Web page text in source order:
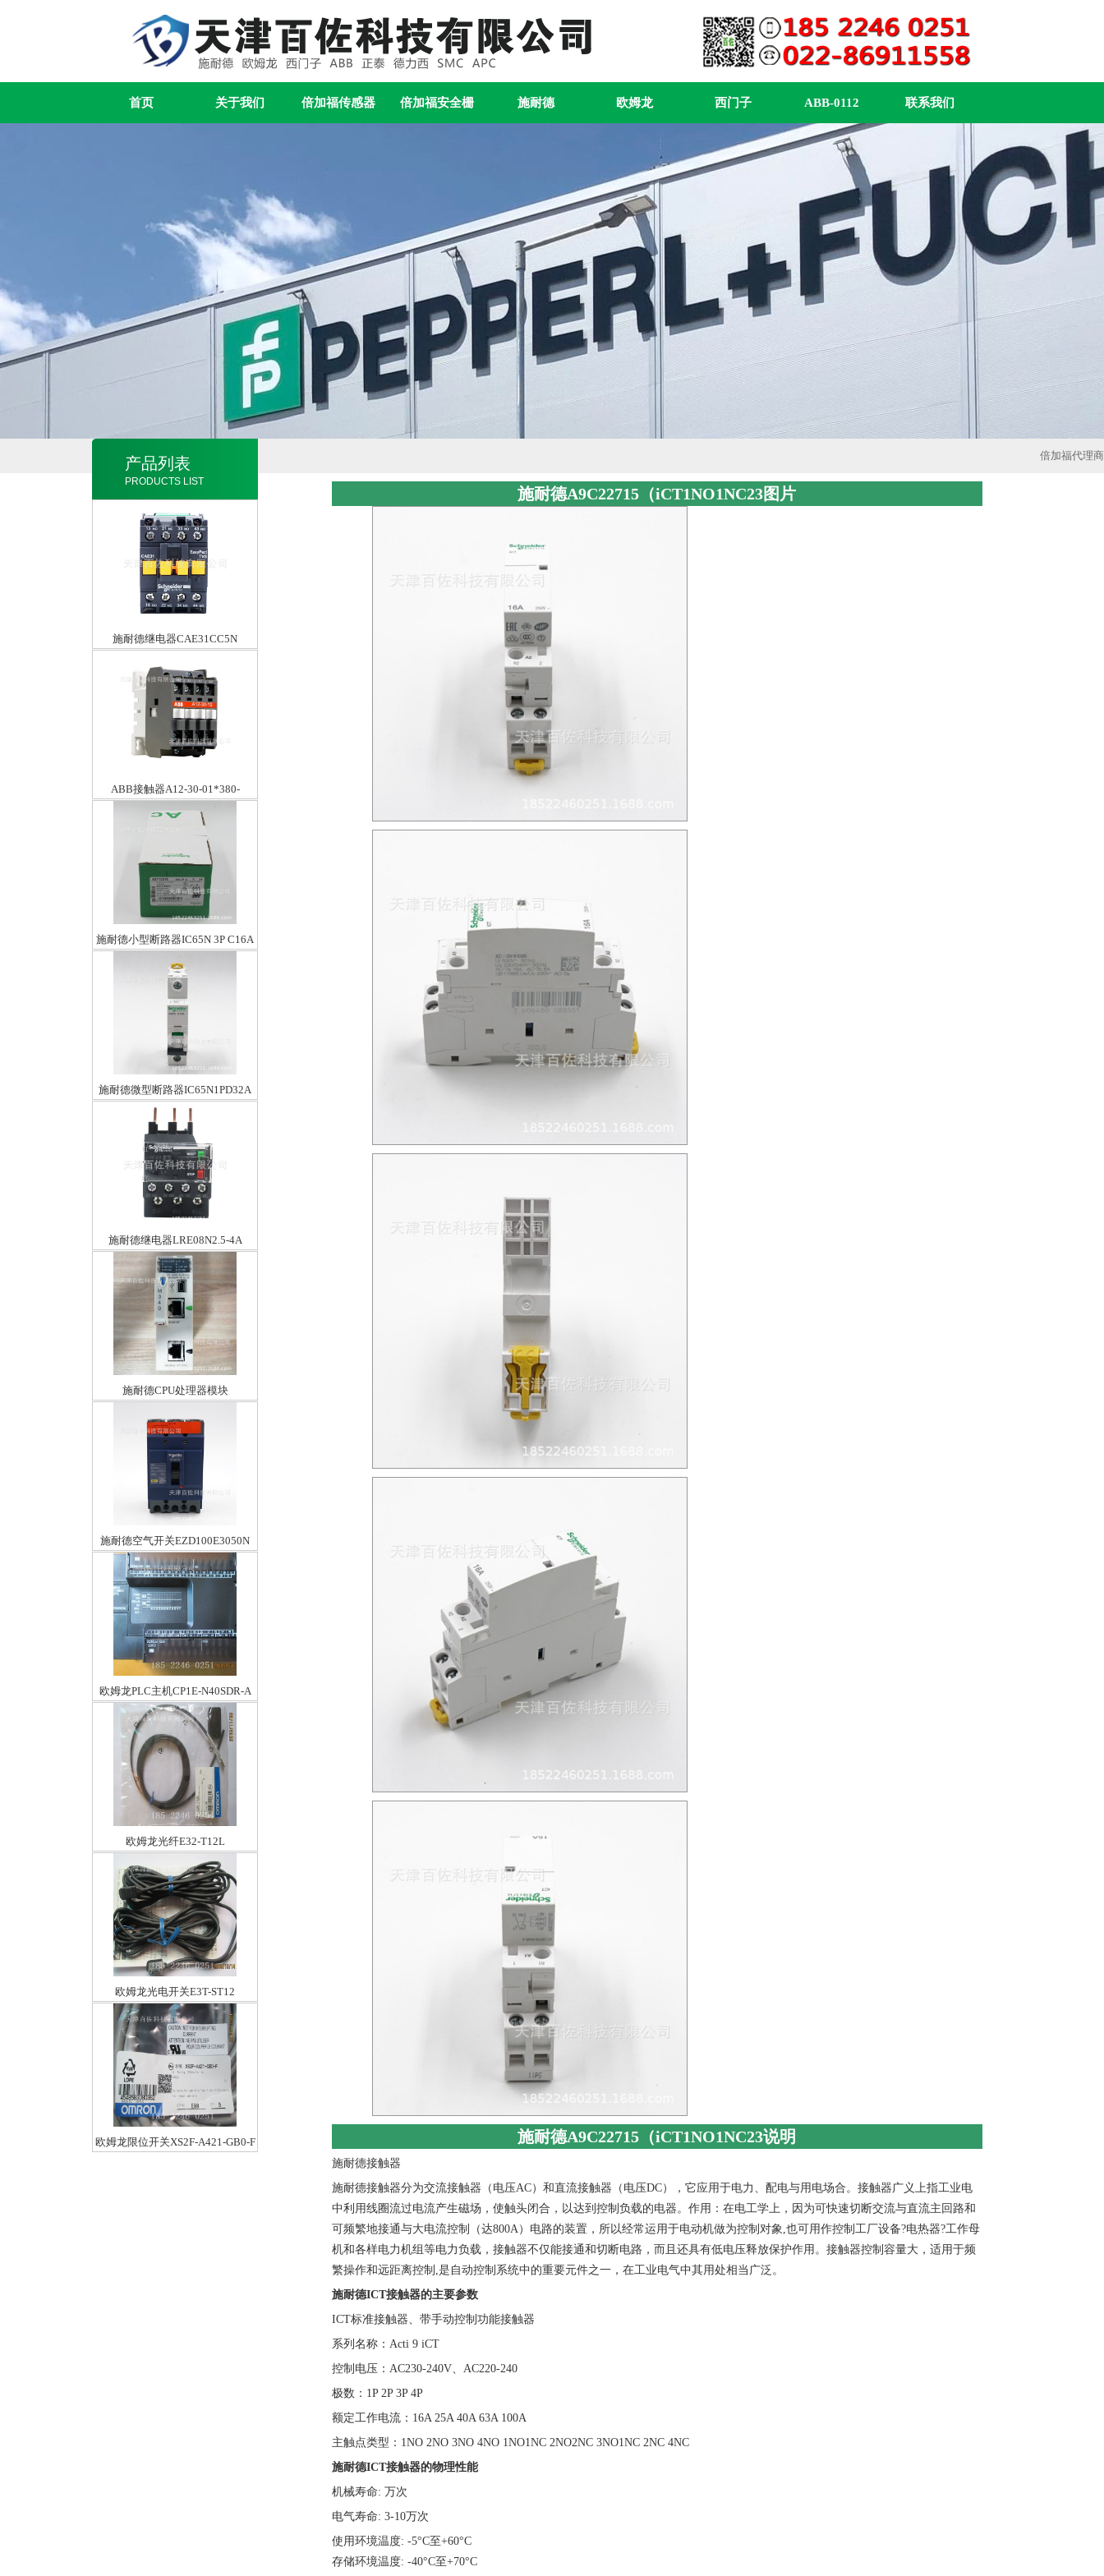
首页 关于我们 倍加福传感器 倍加福安全栅 施耐德 欧姆龙 西门子 ABB-0112 联系我们
产品列表
PRODUCTS LIST
施耐德继电器CAE31CC5N
ABB接触器A12-30-01*380-
400V50/400-415V60HZ
施耐德小型断路器IC65N 3P C16A
施耐德微型断路器IC65N1PD32A
施耐德继电器LRE08N2.5-4A
施耐德CPU处理器模块
BMXP341000
施耐德空气开关EZD100E3050N
欧姆龙PLC主机CP1E-N40SDR-A
欧姆龙光纤E32-T12L
欧姆龙光电开关E3T-ST12
欧姆龙限位开关XS2F-A421-GB0-F
倍加福代理商
施耐德A9C22715（iCT1NO1NC23图片
施耐德A9C22715（iCT1NO1NC23说明
施耐德接触器
施耐德接触器分为交流接触器（电压AC）和直流接触器（电压DC），它应用于电力、配电与用电场合。接触器广义上指工业电
中利用线圈流过电流产生磁场，使触头闭合，以达到控制负载的电器。作用：在电工学上，因为可快速切断交流与直流主回路和
可频繁地接通与大电流控制（达800A）电路的装置，所以经常运用于电动机做为控制对象,也可用作控制工厂设备?电热器?工作母
机和各样电力机组等电力负载，接触器不仅能接通和切断电路，而且还具有低电压释放保护作用。接触器控制容量大，适用于频
繁操作和远距离控制,是自动控制系统中的重要元件之一，在工业电气中其用处相当广泛。
施耐德ICT接触器的主要参数
ICT标准接触器、带手动控制功能接触器
系列名称：Acti 9 iCT
控制电压：AC230-240V、AC220-240
极数：1P 2P 3P 4P
额定工作电流：16A 25A 40A 63A 100A
主触点类型：1NO 2NO 3NO 4NO 1NO1NC 2NO2NC 3NO1NC 2NC 4NC
施耐德ICT接触器的物理性能
机械寿命: 万次
电气寿命: 3-10万次
使用环境温度: -5°C至+60°C
存储环境温度: -40°C至+70°C